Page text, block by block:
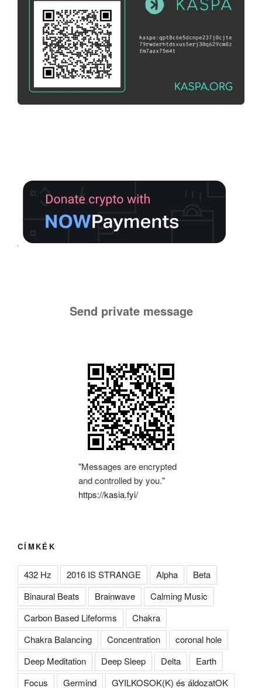
Send private message
"Messages are encrypted
and controlled by you."
https://kasia.fyi/
CÍMKÉK
432 Hz 2016 IS STRANGE Alpha
Beta
Binaural Beats
Brainwave
Calming Music
Carbon Based Lifeforms
Chakra
Chakra Balancing
Concentration
coronal hole
Deep Meditation
Deep Sleep Delta
Earth
Focus
Germind GYILKOSOK(K) és áldozatOK